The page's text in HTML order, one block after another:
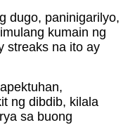
dugo, paninigarilyo,
kumain ng
streaks na ito ay
ng dibdib, kilala
sa buong